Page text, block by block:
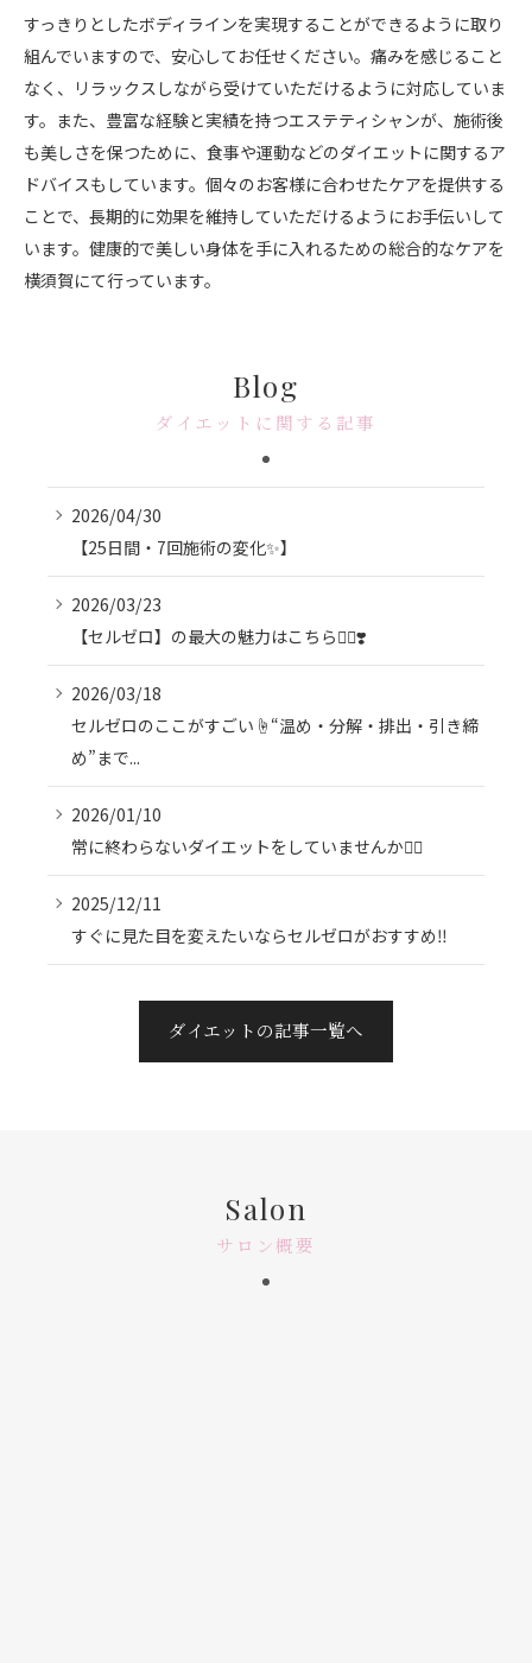
すっきりとしたボディラインを実現することができるように取り
組んでいますので、安心してお任せください。痛みを感じること
なく、リラックスしながら受けていただけるように対応していま
す。また、豊富な経験と実績を持つエステティシャンが、施術後
も美しさを保つために、食事や運動などのダイエットに関するア
ドバイスもしています。個々のお客様に合わせたケアを提供する
ことで、長期的に効果を維持していただけるようにお手伝いして
います。健康的で美しい身体を手に入れるための総合的なケアを
横須賀にて行っています。
Blog
ダイエットに関する記事
2026/04/30
【25日間・7回施術の変化✨】
2026/03/23
【セルゼロ】の最大の魅力はこちら💁‍♀️❣️
2026/03/18
セルゼロのここがすごい☝️“温め・分解・排出・引き締
め”まで...
2026/01/10
常に終わらないダイエットをしていませんか😮‍💨
2025/12/11
すぐに見た目を変えたいならセルゼロがおすすめ‼️
ダイエットの記事一覧へ
Salon
サロン概要